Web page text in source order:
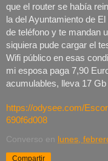
que el router se había
la del Ayuntamiento de
de teléfono y te mandan
siquiera pude cargar el
Wifi público en esas
mi esposa paga 7,90
acumulables, lleva 17
https://odysee.com/
690f6d008
Converso en lunes,
Compartir